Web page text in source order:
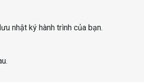
nhật ký hành trình của bạn.